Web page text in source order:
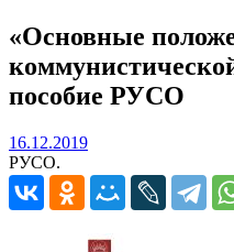
«Основные
пособие РУСО
16.12.201916.12.2019
РУСО.